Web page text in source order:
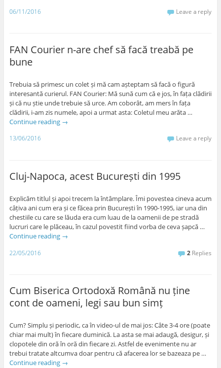
06/11/2016 Leave a reply
FAN Courier n-are chef să facă treabă pe
bune
Trebuia să primesc un colet și mă cam așteptam să facă o figură
interesantă curierul. FAN Courier: Mă sună cum că e jos, în fața clădirii
și că nu știe unde trebuie să urce. Am coborât, am mers în fața
clădirii, i-am zis numele, apoi a urmat asta: Coletul meu arăta …
Continue reading →
13/06/2016 Leave a reply
Cluj-Napoca, acest București din 1995
Explicăm titlul și apoi trecem la întâmplare. Îmi povestea cineva acum
câțiva ani cum era și ce făcea prin București în 1990-1995, iar una din
chestiile cu care se lăuda era cum luau de la oamenii de pe stradă
lucruri care le plăceau, în cazul povestit fiind vorba de ceva șapcă …
Continue reading →
22/05/2016 2 Replies
Cum Biserica Ortodoxă Română nu ține
cont de oameni, legi sau bun simț
Cum? Simplu și periodic, ca în video-ul de mai jos: Câte 3-4 ore (poate
chiar mai mult) în fiecare duminică. La asta se mai adaugă, desigur, și
clopotele din oră în oră din fiecare zi. Astfel de evenimente nu ar
trebui tratate altcumva doar pentru că afacerea lor se bazeaza pe …
Continue reading →